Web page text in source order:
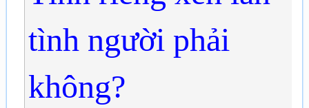
tình người phải
không?